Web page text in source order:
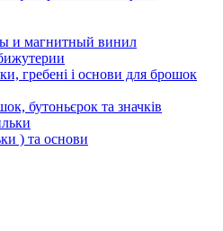
и магнитный винил
гребені і основи для брошок
бутоньєрок та значків
) та основи